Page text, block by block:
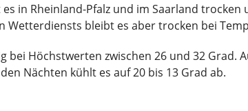
in Rheinland-Pfalz und im Saarland
Wetterdiensts bleibt es aber trocken bei
bei Höchstwerten zwischen 26 und 32
Nächten kühlt es auf 20 bis 13 Grad ab.